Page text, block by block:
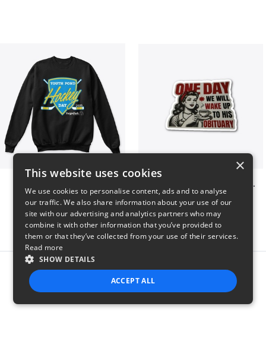
ONE DAY WE WILL WAKE UP TO HIS OBITUARY
Report this product
×
This website uses cookies
We use cookies to personalise content, ads and to analyse
our traffic. We also share information about your use of our
site with our advertising and analytics partners who may
combine it with other information that you’ve provided to
them or that they’ve collected from your use of their services.
Read more
SHOW DETAILS
ACCEPT ALL
STRICTLY NECESSARY PERFORMANCE